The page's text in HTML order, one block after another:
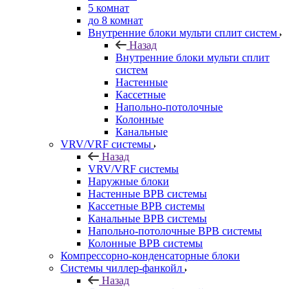
5 комнат
до 8 комнат
Внутренние блоки мульти сплит систем
Назад
Внутренние блоки мульти сплит
систем
Настенные
Кассетные
Напольно-потолочные
Колонные
Канальные
VRV/VRF системы
Назад
VRV/VRF системы
Наружные блоки
Настенные ВРВ системы
Кассетные ВРВ системы
Канальные ВРВ системы
Напольно-потолочные ВРВ системы
Колонные ВРВ системы
Компрессорно-конденсаторные блоки
Системы чиллер-фанкойл
Назад